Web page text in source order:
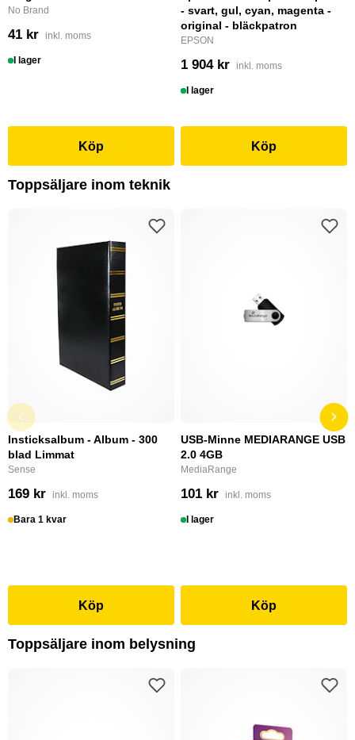
No Brand
41 kr inkl. moms
I lager
Köp
- svart, gul, cyan, magenta -
original - bläckpatron
EPSON
1 904 kr inkl. moms
I lager
Köp
Toppsäljare inom teknik
Insticksalbum - Album - 300
blad Limmat
Sense
169 kr inkl. moms
Bara 1 kvar
Köp
USB-Minne MEDIARANGE USB
2.0 4GB
MediaRange
101 kr inkl. moms
I lager
Köp
Toppsäljare inom belysning